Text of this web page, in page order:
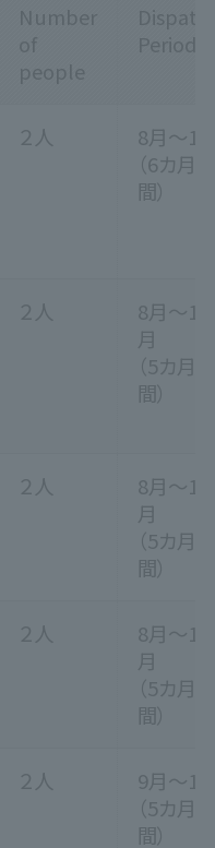
Number
of
people
Period
２人
8月～1
（6カ月
間）
２人
8月～12
月
（5カ月
間）
２人
8月～12
月
（5カ月
間）
２人
8月～12
月
（5カ月
間）
２人
9月～1
（5カ月
間）